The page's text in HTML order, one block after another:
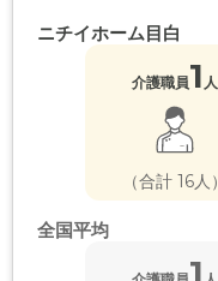
ニチイホーム目白
介護職員1 人
（合計 16人）
全国平均
1